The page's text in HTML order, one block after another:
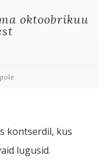
oktoobrikuu
kontserdil, kus
lugusid.